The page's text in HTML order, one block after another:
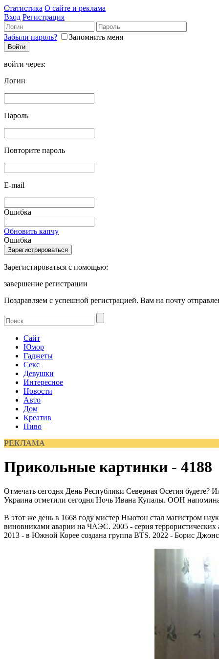
Статистика О сайте и реклама
Вход Регистрация
Забыли пароль? Запомнить меня
войти через:
Логин
Пароль
Повторите пароль
E-mail
Ошибка
Обновить капчу
Ошибка
Зарегистироваться с помощью:
завершение регистрации
Поздравляем с успешной регистрацией. Вам на почту
Сайт
Юмор
Гаджеты
Секс
Девушки
Интересное
Новости
Авто
Дом
Креатив
Пиво
РЕКЛАМА
Прикольные картинки - 4188
Отмечать сегодня День Республики Северная Осетия будете?
Украина отметили сегодня Ночь Ивана Купалы. ООН
В этот же день в 1668 году мистер Ньютон стал магистром
виновниками аварии на ЧАЭС. 2005 - серия
2013 - в Южной Корее создана группа BTS. 2022 - Борис